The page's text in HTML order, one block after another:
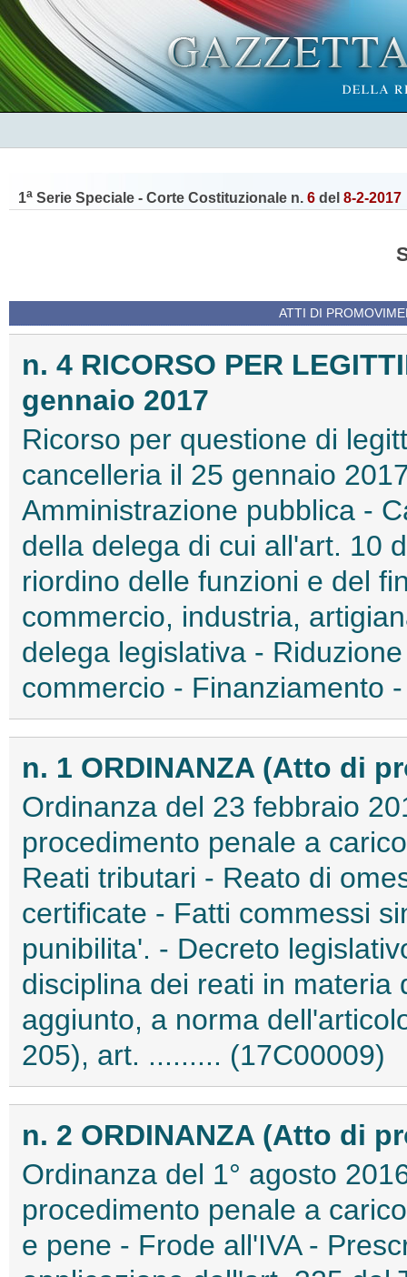
1a Serie Speciale - Corte Costituzionale n. 6 del 8-2-2017
ATTI DI
n. 4 RICORSO PER
gennaio 2017
Ricorso per questione di
cancelleria il 25 gennaio
Amministrazione pubblica -
della delega di cui all'art. 10
riordino delle funzioni e del
commercio, industria,
delega legislativa -
commercio - Finanziamento
n. 1 ORDINANZA (Atto di
Ordinanza del 23 febbraio
procedimento penale a
Reati tributari - Reato di
certificate - Fatti commessi
punibilita'. - Decreto
disciplina dei reati in materia
aggiunto, a norma
205), art. ......... (17C00009)
n. 2 ORDINANZA (Atto di
Ordinanza del 1° agosto
procedimento penale a
e pene - Frode all'IVA -